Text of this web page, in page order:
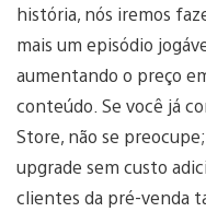
história, nós iremos
mais um episódio
aumentando o preço
conteúdo. Se você já
Store, não se
upgrade sem custo
clientes da pré-venda